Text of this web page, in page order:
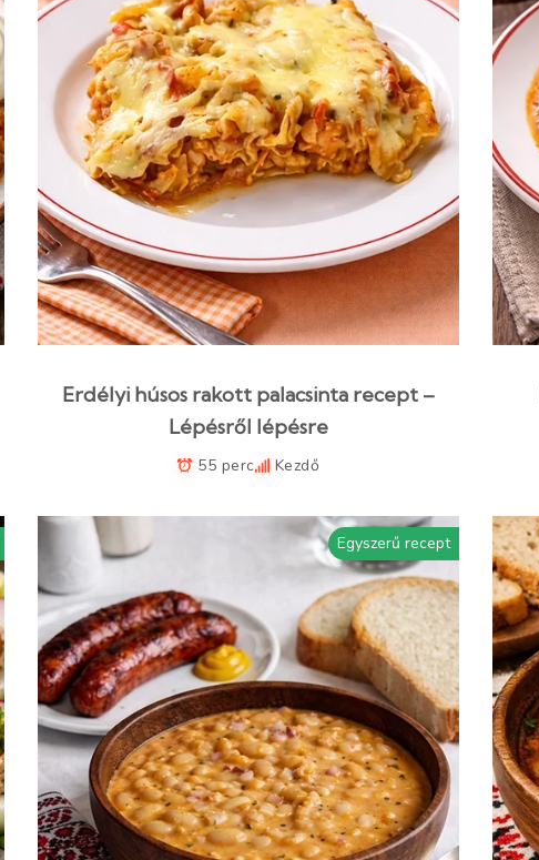
Erdélyi húsos rakott palacsinta recept –
Lépésről lépésre
55 perc Kezdő
Egyszerű recept